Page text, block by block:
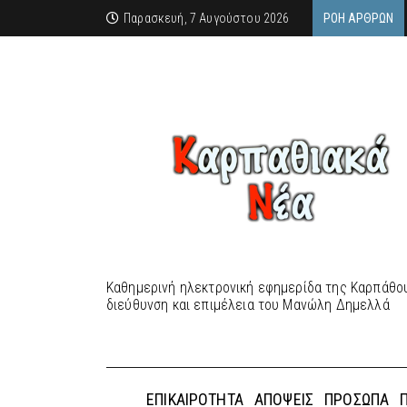
Παρασκευή, 7 Αυγούστου 2026 ΡΟΉ ΆΡΘΡΩΝ
Καθημερινή ηλεκτρονική εφημερίδα της
διεύθυνση και επιμέλεια του Μανώλη Δημελλά
ΕΠΙΚΑΙΡΌΤΗΤΑ ΑΠΌΨΕΙΣ ΠΡΌΣΩΠΑ